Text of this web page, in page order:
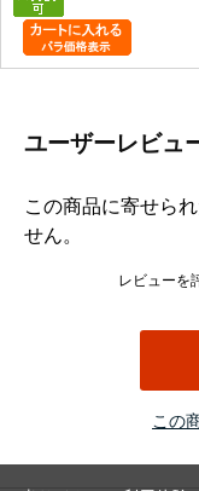
この
ユーザーレビュ
この商品に寄せら
せん。
レビューを